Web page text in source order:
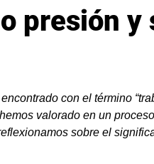
presión
con el término
valorado en un
sobre el